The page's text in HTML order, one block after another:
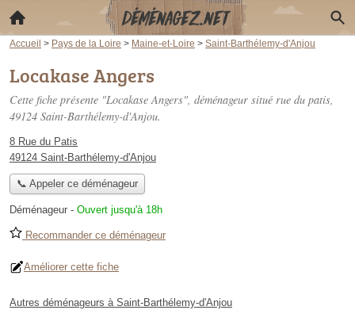
Accueil > Pays de la Loire > Maine-et-Loire > Saint-Barthélemy-d'Anjou
Locakase Angers
Cette fiche présente "Locakase Angers", déménageur situé rue du patis,
49124 Saint-Barthélemy-d'Anjou.
8 Rue du Patis
49124 Saint-Barthélemy-d'Anjou
📞 Appeler ce déménageur
Déménageur - Ouvert jusqu'à 18h
Recommander ce déménageur
Améliorer cette fiche
Autres déménageurs à Saint-Barthélemy-d'Anjou